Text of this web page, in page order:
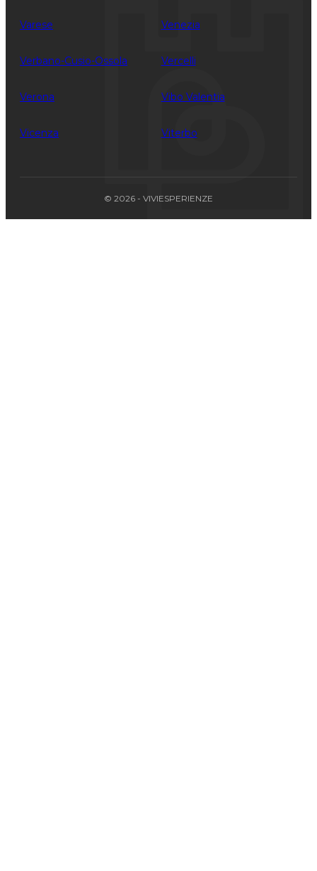
Varese Venezia
Verbano-Cusio-Ossola Vercelli
Verona Vibo Valentia
Vicenza Viterbo
© 2026 - VIVIESPERIENZE